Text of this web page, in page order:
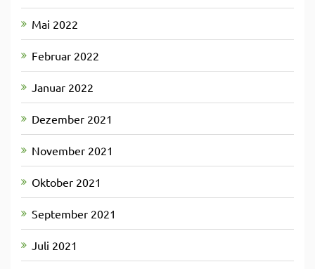
Mai 2022
Februar 2022
Januar 2022
Dezember 2021
November 2021
Oktober 2021
September 2021
Juli 2021